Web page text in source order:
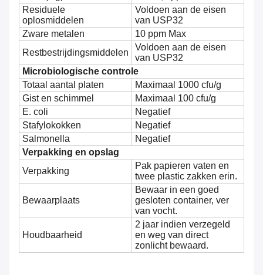
Residuele
oplosmiddelen
Voldoen aan de eisen
van USP32
Zware metalen
10 ppm Max
Restbestrijdingsmiddelen
Voldoen aan de eisen
van USP32
Microbiologische controle
Totaal aantal platen
Maximaal 1000 cfu/g
Gist en schimmel
Maximaal 100 cfu/g
E. coli
Negatief
Stafylokokken
Negatief
Salmonella
Negatief
Verpakking en opslag
Verpakking
Pak papieren vaten en
twee plastic zakken erin.
Bewaarplaats
Bewaar in een goed
gesloten container, ver
van vocht.
Houdbaarheid
2 jaar indien verzegeld
en weg van direct
zonlicht bewaard.